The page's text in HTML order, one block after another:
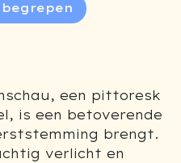
een pittoresk
is een betoverende
brengt.
verlicht en